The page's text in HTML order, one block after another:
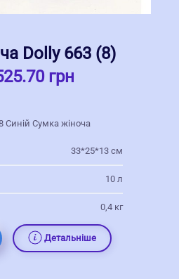
Dolly 663 (8)
грн
Синій Сумка жіноча
33*25*13 см
10 л
0,4 кг
Детальніше